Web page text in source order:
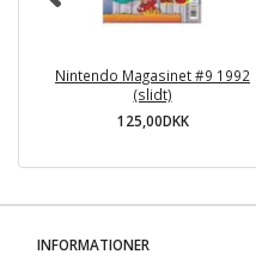
Nintendo Magasinet #9 1992
(slidt)
125,00DKK
INFORMATIONER